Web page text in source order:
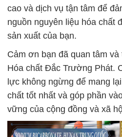
cao và dịch vụ tận tâm để
nguồn nguyên liệu hóa chất
sản xuất của bạn.
Cảm ơn bạn đã quan tâm
Hóa chất Đắc Trường Phát.
lực không ngừng để mang
chất tốt nhất và góp phần
vững của cộng đồng và xã